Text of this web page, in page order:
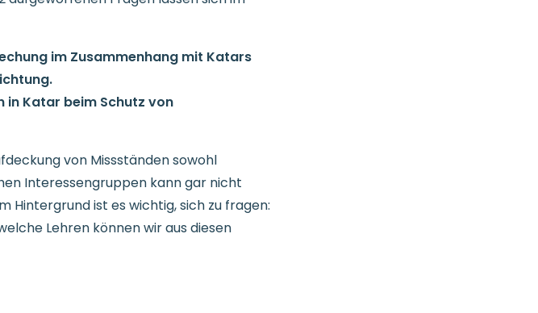
im Zusammenhang mit Katars
in Katar beim Schutz von
von Missständen sowohl
Interessengruppen kann gar nicht
Hintergrund ist es wichtig, sich zu fragen:
Lehren können wir aus diesen